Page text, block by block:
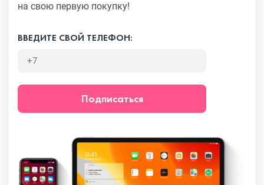
на свою первую покупку!
ВВЕДИТЕ СВОЙ ТЕЛЕФОН:
Подписаться